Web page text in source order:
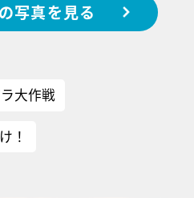
写真を見る
大作戦
！